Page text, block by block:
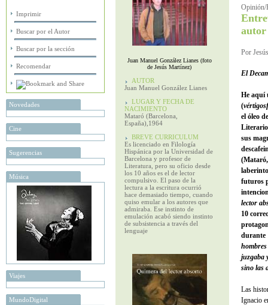
Imprimir
Buscar por el Autor
Buscar por la sección
Recomendar
Novedades
Cine
Sugerencias
Música
Viajes
MundoDigital
Su nombre Completo
Juan Manuel González Lianes (foto
de Jesús Martínez)
AUTOR
Juan Manuel González Lianes
LUGAR Y FECHA DE
NACIMIENTO
Mataró (Barcelona,
España),1964
BREVE CURRICULUM
Es licenciado en Filología
Hispánica por la Universidad de
Barcelona y profesor de
Literatura, pero su oficio desde
los 10 años es el de lector
compulsivo. El paso de la
lectura a la escritura ocurrió
hace demasiado tiempo, cuando
quiso emular a los autores que
admiraba. Ese instinto de
emulación acabó siendo instinto
de subsistencia a través del
lenguaje
Opinión/
Por
El
He aquí
(
el óleo
sus
(Mataró,
futuros
lector
10
durante
hombres
juzgaba
sino las
Las
Ignacio